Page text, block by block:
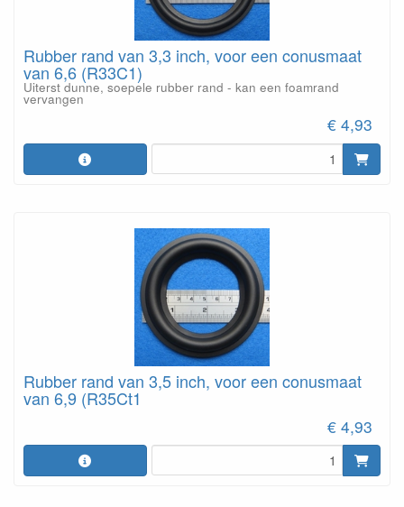
Rubber rand van 3,3 inch, voor een conusmaat
van 6,6 (R33C1)
Uiterst dunne, soepele rubber rand - kan een foamrand
vervangen
€ 4,93
Rubber rand van 3,5 inch, voor een conusmaat
van 6,9 (R35Ct1
€ 4,93